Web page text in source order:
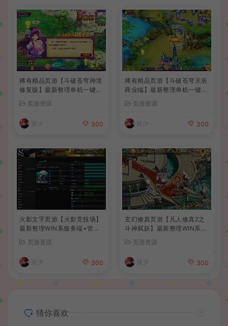
稀有精品页游【斗破苍穹神境
修复版】最新整理单机一键即
玩镜像端+Linux手工服务端
+管理后台+详细搭建教程
页游资源
波少 300
稀有精品页游【斗破苍穹天辰
商业端】最新整理单机一键即
玩镜像端+Linux手工服务端
+管理后台+详细搭建教程+视
频教程
页游资源
波少 300
火影文字页游【火影竞技场】
最新整理WIN系服务端+管理
后台+详细搭建教程
页游资源
波少 300
玄幻修真页游【凡人修真2之
斗神弑妖】最新整理WIN系服
务端+GM工具+详细搭建教程
+外网教程
页游资源
波少 300
猜你喜欢